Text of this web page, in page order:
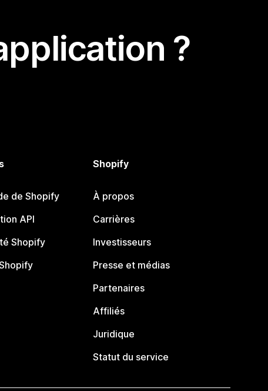
?
de Shopify
API
Shopify
Shopify
À propos
Carrières
Investisseurs
Presse et médias
Partenaires
Affiliés
Juridique
Statut du service